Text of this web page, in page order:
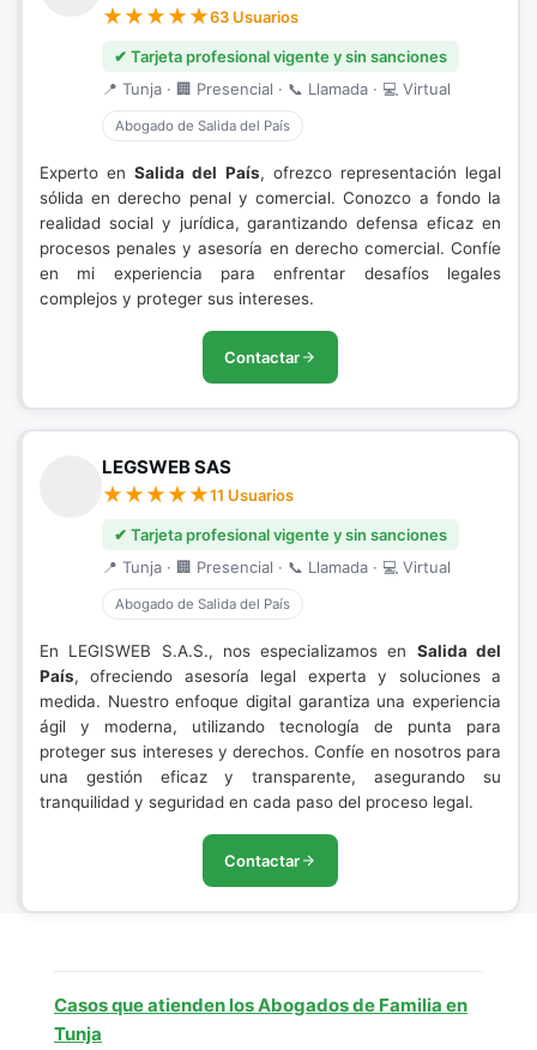
63 Usuarios
✔ Tarjeta profesional vigente y sin sanciones
📍 Tunja · 🏢 Presencial · 📞 Llamada · 💻 Virtual
Abogado de Salida del País
Experto enSalida del País, ofrezco representación legal
sólida en derecho penal y comercial. Conozco a fondo la
realidad social y jurídica, garantizando defensa eficaz en
procesos penales y asesoría en derecho comercial. Confíe
en mi experiencia para enfrentar desafíos legales
complejos y proteger sus intereses.
Contactar
LEGSWEB SAS
11 Usuarios
✔ Tarjeta profesional vigente y sin sanciones
📍 Tunja · 🏢 Presencial · 📞 Llamada · 💻 Virtual
Abogado de Salida del País
En LEGISWEB S.A.S., nos especializamos en Salida del
País, ofreciendo asesoría legal experta y soluciones a
medida. Nuestro enfoque digital garantiza una experiencia
ágil y moderna, utilizando tecnología de punta para
proteger sus intereses y derechos. Confíe en nosotros para
una gestión eficaz y transparente, asegurando su
tranquilidad y seguridad en cada paso del proceso legal.
Contactar
Casos que atienden los Abogados de Familia en
Tunja